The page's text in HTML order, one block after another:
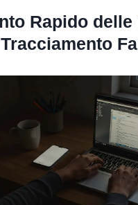
Rapido